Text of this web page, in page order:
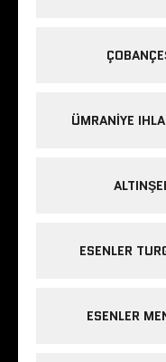
ÜMRANIYE
ESENLER
ESENLER